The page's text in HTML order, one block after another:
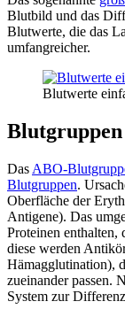
Blutbild und das
Blutwerte, die das
umfangreicher.
Blutwerte
Blutgruppen
Das ABO-
Blutgruppen.
Oberfläche der
Antigene). Das
Proteinen enthalten,
diese werden
Hämagglutination),
zueinander passen.
System zur